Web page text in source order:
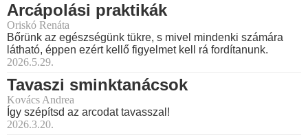
Arcápolási praktikák
Oriskó Renáta
Bőrünk az egészségünk tükre, s mivel mindenki számára
látható, éppen ezért kellő figyelmet kell rá fordítanunk.
2026.5.29.
Tavaszi sminktanácsok
Kovács Andrea
Így szépítsd az arcodat tavasszal!
2026.3.20.